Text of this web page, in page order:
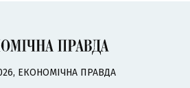
ЕКОНОМІЧНА ПРАВДА